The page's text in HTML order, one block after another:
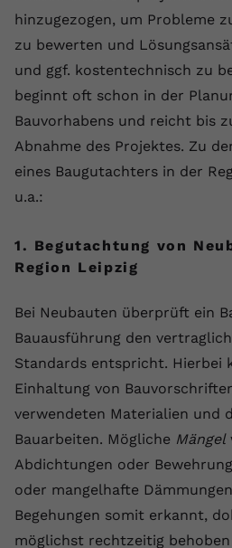
hinzugezogen, um Probleme
zu bewerten und
und ggf. kostentechnisch zu
beginnt oft schon in der
Bauvorhabens und reicht bis
Abnahme des Projektes. Zu
eines Baugutachters in der
u.a.:
1. Begutachtung von
Region Leipzig
Bei Neubauten überprüft ein
Bauausführung den
Standards entspricht.
Einhaltung von
verwendeten Materialien und
Bauarbeiten. Mögliche Mängel
Abdichtungen oder
oder mangelhafte
Begehungen somit erkannt,
möglichst rechtzeitig
Laufzeit 1 Jahr
Zweck
Dieser Wert
Einstellungen.
historische
vorgenommen
Webseiten-
Anbieter VPB.de
Zweck
Dieses Cookie
Speicherung von
Zweck
Website zu
_gcl au
Anbieter Google Ads
Zweck
Wird von Google
Conversion-
Werbeklicks der
Website
Cookie-
Externe Inhalte
Wir verwenden auf unserer
um Ihnen zusätzliche
Anbieter vimeo.com
Vimeo installiert
Tracking-
Einbetten von
setzt.
Name CONSENT
Laufzeit 2 Jahre
Zweck
eingebettete